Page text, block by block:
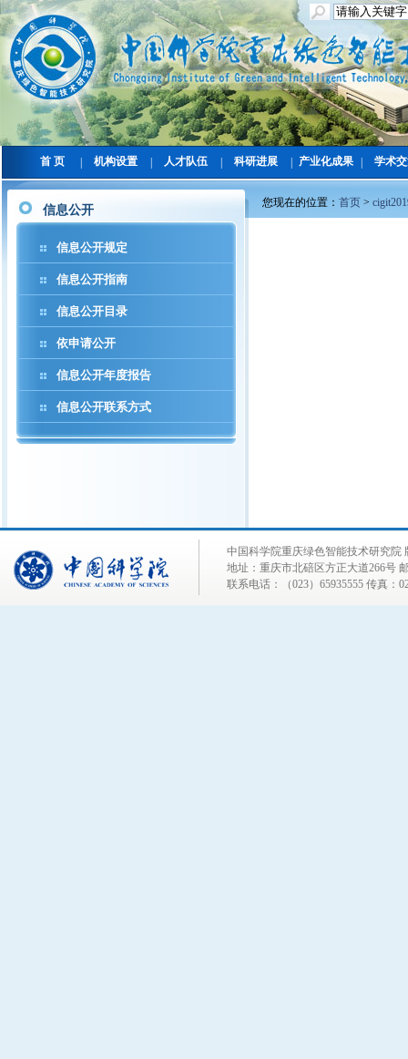
首 页 机构设置 人才队伍 科研进展 产业化成果 学术
信息公开
信息公开规定
信息公开指南
信息公开目录
依申请公开
信息公开年度报告
信息公开联系方式
您现在的位置： 首页 >
中国科学院重庆绿色智能技术研究院
地址：重庆市北碚区方正大道266号
联系电话：（023）65935555 传真：